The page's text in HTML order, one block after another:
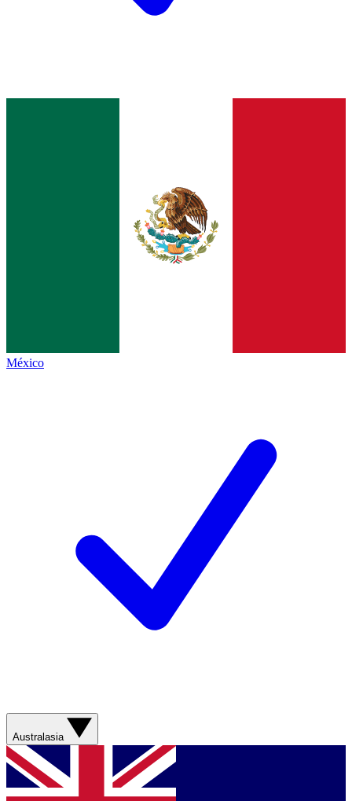
México
Australasia